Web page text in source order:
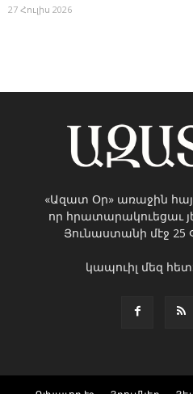
27 Հուլիս 2026
«Ազատ Օր» առաջին
որ հրատարակուեցաւ
Յունաստանի մէջ 25
կապուիլ մեզ